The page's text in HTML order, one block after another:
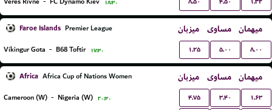
۱۸:۳۰
Faroe Islands Premier League میزبان مساوی میهمان
Víkingur Gota - B68 Toftir ۱۷:۳۰ ۱.۲۵ ۵.۰۰ ۸.۰۰
Africa Africa Cup of Nations Women میزبان مساوی میهمان
Cameroon (W) - Nigeria (W) ۲۰:۳۰ ۴.۷۵ ۳.۴۰ ۱.۶۳